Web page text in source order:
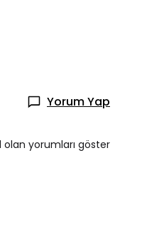
Yorum Yap
olan yorumları göster